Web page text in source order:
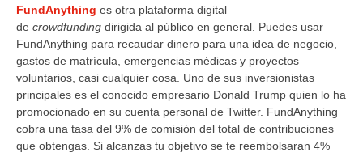
FundAnything es otra plataforma digital
de crowdfunding dirigida al público en general. Puedes usar
FundAnything para recaudar dinero para una idea de negocio,
gastos de matrícula, emergencias médicas y proyectos
voluntarios, casi cualquier cosa. Uno de sus inversionistas
principales es el conocido empresario Donald Trump quien lo ha
promocionado en su cuenta personal de Twitter. FundAnything
cobra una tasa del 9% de comisión del total de contribuciones
que obtengas. Si alcanzas tu objetivo se te reembolsaran 4%